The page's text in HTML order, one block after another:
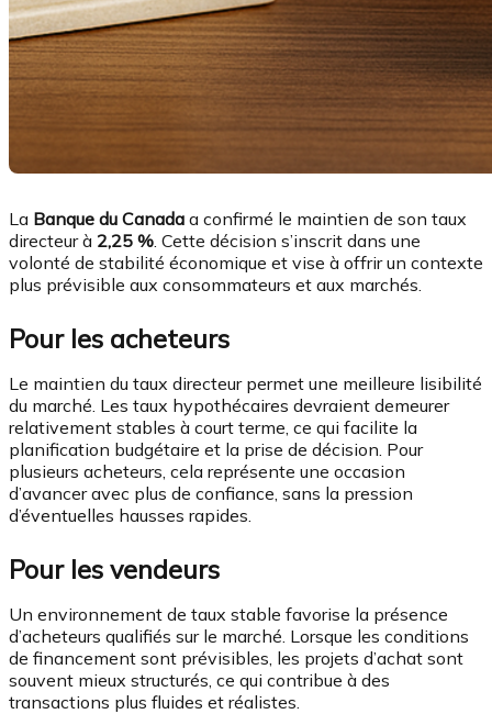
La Banque du Canada a confirmé le maintien de son taux
directeur à 2,25 %. Cette décision s’inscrit dans une
volonté de stabilité économique et vise à offrir un contexte
plus prévisible aux consommateurs et aux marchés.
Pour les acheteurs
Le maintien du taux directeur permet une meilleure lisibilité
du marché. Les taux hypothécaires devraient demeurer
relativement stables à court terme, ce qui facilite la
planification budgétaire et la prise de décision. Pour
plusieurs acheteurs, cela représente une occasion
d’avancer avec plus de confiance, sans la pression
d’éventuelles hausses rapides.
Pour les vendeurs
Un environnement de taux stable favorise la présence
d’acheteurs qualifiés sur le marché. Lorsque les conditions
de financement sont prévisibles, les projets d’achat sont
souvent mieux structurés, ce qui contribue à des
transactions plus fluides et réalistes.